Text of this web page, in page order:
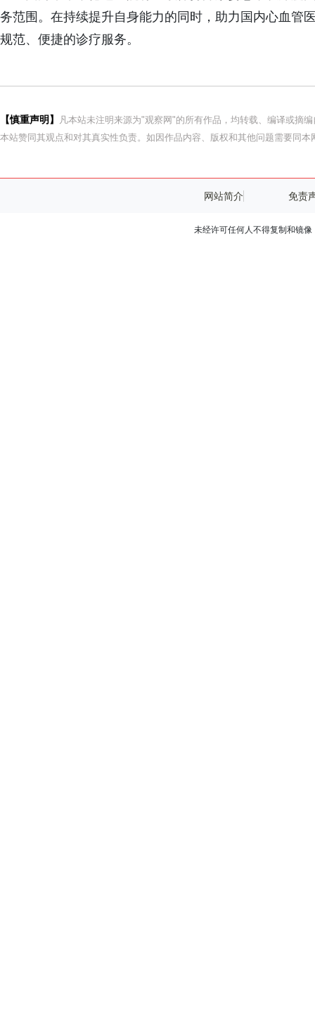
务范围。在持续提升自身能力的同时，助力国内心血管
规范、便捷的诊疗服务。
【慎重声明】
凡本站未注明来源为"观察网"的所有作品，均转载、编译或摘
本站赞同其观点和对其真实性负责。如因作品内容、版权和其他问题需要同本
网站简介 免责
未经许可任何人不得复制和镜